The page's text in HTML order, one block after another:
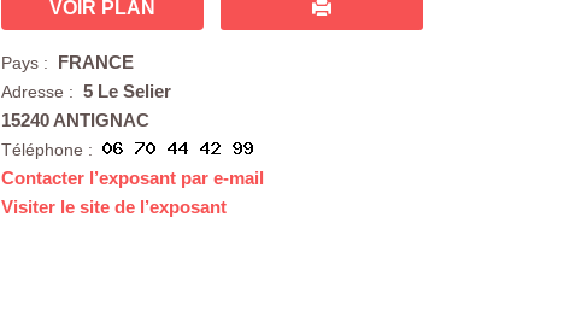
VOIR PLAN
Pays : FRANCE
Adresse : 5 Le Selier
15240 ANTIGNAC
Téléphone :
Contacter l’exposant par e-mail
Visiter le site de l’exposant